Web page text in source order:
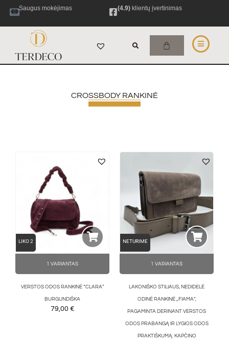
Saugus mokėjimas (4.9)klientų įvertinimas
CROSSBODY RANKINĖ
LIKO 2
1 VARIANTAS
VERSTOS ODOS RANKINĖ “CLARA”
BURGUNDIŠKA
79,00 €
NETURIME
1 VARIANTAS
LAKONIŠKO STILIAUS, NEDIDELĖ
ODINĖ RANKINĖ „FIAMA“,
PAGAMINTA DERINANT VERSTOS
ODOS PRABANGĄ IR LYGIOS ODOS
PRAKTIŠKUMĄ. KAPČINO